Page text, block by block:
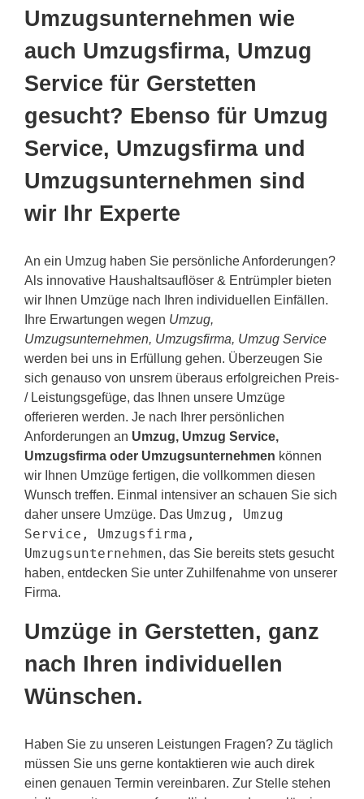
Umzugsunternehmen wie
auch Umzugsfirma, Umzug
Service für Gerstetten
gesucht? Ebenso für Umzug
Service, Umzugsfirma und
Umzugsunternehmen sind
wir Ihr Experte
An ein Umzug haben Sie persönliche Anforderungen?
Als innovative Haushaltsauflöser & Entrümpler bieten
wir Ihnen Umzüge nach Ihren individuellen Einfällen.
Ihre Erwartungen wegen Umzug,
Umzugsunternehmen, Umzugsfirma, Umzug Service
werden bei uns in Erfüllung gehen. Überzeugen Sie
sich genauso von unsrem überaus erfolgreichen Preis-
/ Leistungsgefüge, das Ihnen unsere Umzüge
offerieren werden. Je nach Ihrer persönlichen
Anforderungen an Umzug, Umzug Service,
Umzugsfirma oder Umzugsunternehmen können
wir Ihnen Umzüge fertigen, die vollkommen diesen
Wunsch treffen. Einmal intensiver an schauen Sie sich
daher unsere Umzüge. Das Umzug, Umzug
Service, Umzugsfirma,
Umzugsunternehmen, das Sie bereits stets gesucht
haben, entdecken Sie unter Zuhilfenahme von unserer
Firma.
Umzüge in Gerstetten, ganz
nach Ihren individuellen
Wünschen.
Haben Sie zu unseren Leistungen Fragen? Zu täglich
müssen Sie uns gerne kontaktieren wie auch direk
einen genauen Termin vereinbaren. Zur Stelle stehen